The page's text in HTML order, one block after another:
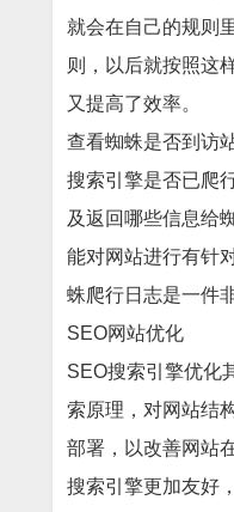
就会在自己的规则
则，以后就按照这
又提高了效率。
查看蜘蛛是否到访
搜索引擎是否已爬
及返回哪些信息给
能对网站进行有针
蛛爬行日志是一件
SEO网站优化
SEO搜索引擎优化
索原理，对网站结
部署，以改善网站
搜索引擎更加友好